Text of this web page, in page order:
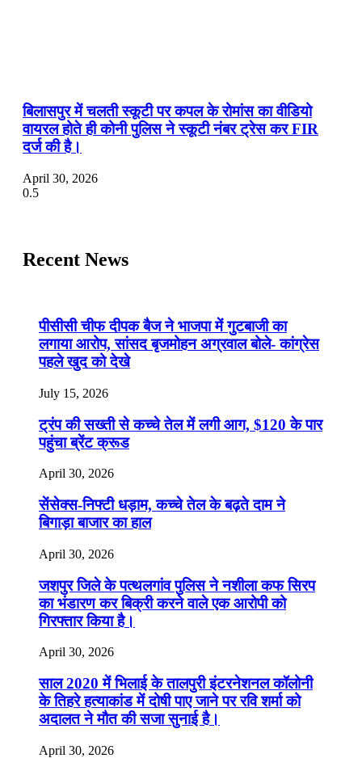
बिलासपुर में चलती स्कूटी पर कपल के रोमांस का वीडियो
वायरल होते ही कोनी पुलिस ने स्कूटी नंबर ट्रेस कर FIR
दर्ज की है।
April 30, 2026
Recent News
पीसीसी चीफ दीपक बैज ने भाजपा में गुटबाजी का
लगाया आरोप, सांसद बृजमोहन अग्रवाल बोले- कांग्रेस
पहले खुद को देखे
July 15, 2026
ट्रंप की सख्ती से कच्चे तेल में लगी आग, $120 के पार
पहुंचा ब्रेंट क्रूड
April 30, 2026
सेंसेक्स-निफ्टी धड़ाम, कच्चे तेल के बढ़ते दाम ने
बिगाड़ा बाजार का हाल
April 30, 2026
जशपुर जिले के पत्थलगांव पुलिस ने नशीला कफ सिरप
का भंडारण कर बिक्री करने वाले एक आरोपी को
गिरफ्तार किया है।
April 30, 2026
साल 2020 में भिलाई के तालपुरी इंटरनेशनल कॉलोनी
के तिहरे हत्याकांड में दोषी पाए जाने पर रवि शर्मा को
अदालत ने मौत की सजा सुनाई है।
April 30, 2026